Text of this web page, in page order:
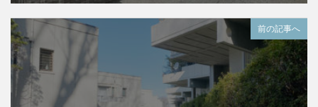
前の記事へ